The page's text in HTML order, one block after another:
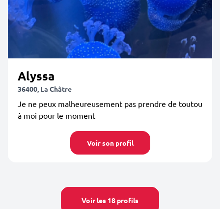
Alyssa
36400, La Châtre
Je ne peux malheureusement pas prendre de toutou
à moi pour le moment
Voir son profil
Voir les 18 profils